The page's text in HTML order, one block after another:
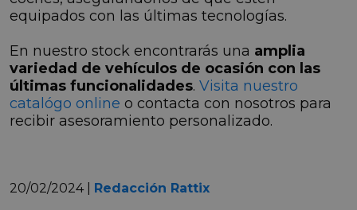
equipados con las últimas tecnologías.
En nuestro stock encontrarás una amplia
variedad de vehículos de ocasión con las
últimas funcionalidades. Visita nuestro
catalógo online o contacta con nosotros para
recibir asesoramiento personalizado.
20/02/2024 | Redacción Rattix